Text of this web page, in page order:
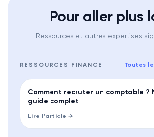
Pour aller plus
Ressources et autres expertises
RESSOURCES FINANCE Toutes
GUIDE
Comment recruter un comptable ?
guide complet
Lire l'article →